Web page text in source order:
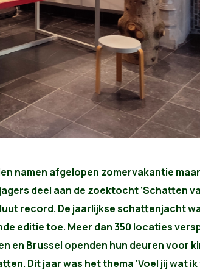
namen afgelopen zomervakantie
deel aan de zoektocht ‘Schatten
record. De jaarlijkse schattenjacht
editie toe. Meer dan 350 locaties
en Brussel openden hun deuren voor
Dit jaar was het thema ‘Voel jij wat ik